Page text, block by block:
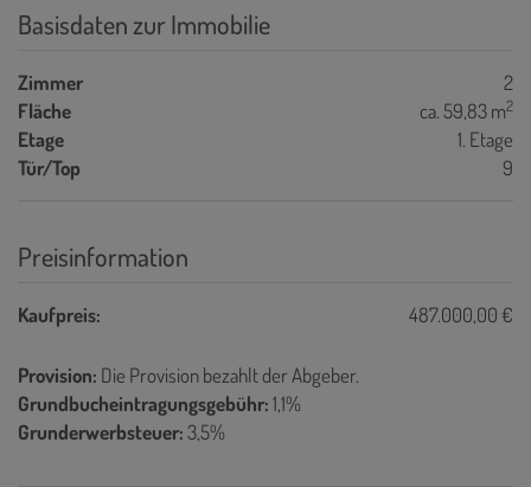
Basisdaten zur Immobilie
Zimmer
2
Fläche
ca. 59,83 m2
Etage
1. Etage
Tür/Top
9
Preisinformation
Kaufpreis: 487.000,00 €
Provision: Die Provision bezahlt der Abgeber.
Grundbucheintragungsgebühr:1,1%
Grunderwerbsteuer:3,5%